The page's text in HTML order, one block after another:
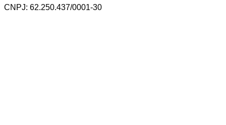
CNPJ: 62.250.437/0001-30